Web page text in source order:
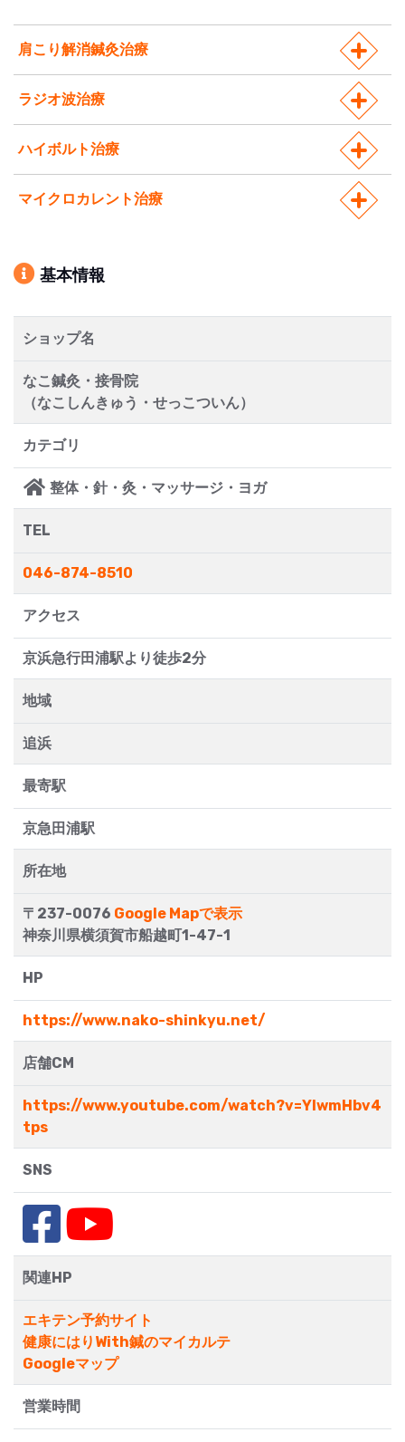
肩こり解消鍼灸治療
ラジオ波治療
ハイボルト治療
マイクロカレント治療
基本情報
ショップ名
なこ鍼灸・接骨院
（なこしんきゅう・せっこついん）
カテゴリ
整体・針・灸・マッサージ・ヨガ
TEL
046-874-8510
アクセス
京浜急行田浦駅より徒歩2分
地域
追浜
最寄駅
京急田浦駅
所在地
〒237-0076 Google Mapで表示
神奈川県横須賀市船越町1-47-1
HP
https://www.nako-shinkyu.net/
店舗CM
https://www.youtube.com/watch?v=YIwmHbv4
tps
SNS
関連HP
エキテン予約サイト
健康にはりWith鍼のマイカルテ
Googleマップ
営業時間